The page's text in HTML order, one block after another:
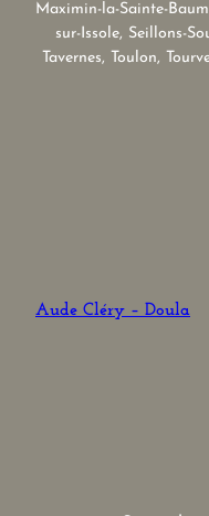
Maximin-la-Sainte-
sur-Issole, Seillons-
Tavernes, Toulon,
Aude Cléry – Doula